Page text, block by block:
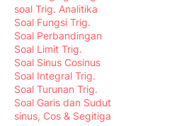
soal Trig. Analitika
Soal Fungsi Trig.
Soal Perbandingan
Soal Limit Trig.
Soal Sinus Cosinus
Soal Integral Trig.
Soal Turunan Trig.
Soal Garis dan Sudut
sinus, Cos & Segitiga